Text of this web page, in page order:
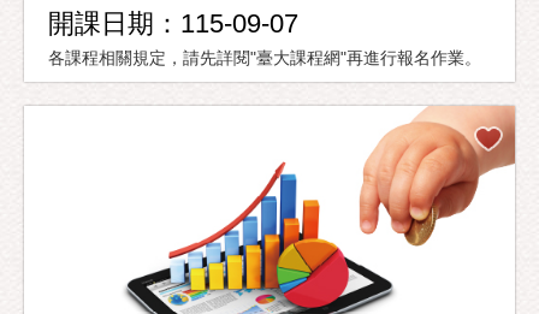
開課日期：115-09-07
各課程相關規定，請先詳閱"臺大課程網"再進行報名作業。